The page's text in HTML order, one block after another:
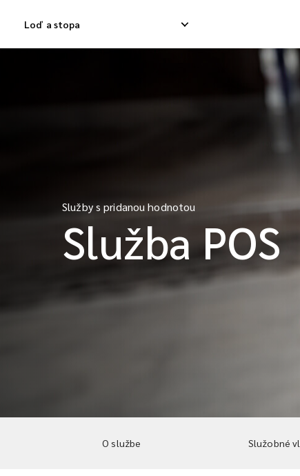
Loď a stopa
Medzinárodná
Medzinárodná
Služby s pridanou hodnotou
Služba POS
O službe Služobné